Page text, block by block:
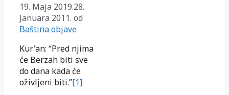
19. Maja 2019.28.
Januara 2011. od
Baština objave
Kur'an: “Pred njima
će Berzah biti sve
do dana kada će
oživljeni biti.”[1]